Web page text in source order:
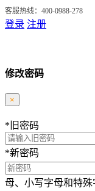
客服热线：400-0988-278
登录 注册
修改密码
×
* 旧密码
*新密码
母、小写字母和特